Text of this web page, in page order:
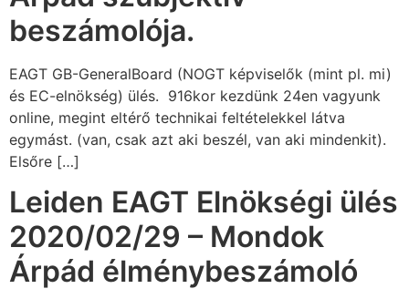
beszámolója.
EAGT GB-GeneralBoard (NOGT képviselők (mint pl. mi)
és EC-elnökség) ülés. 916kor kezdünk 24en vagyunk
online, megint eltérő technikai feltételekkel látva
egymást. (van, csak azt aki beszél, van aki mindenkit).
Elsőre […]
Leiden EAGT Elnökségi ülés
2020/02/29 – Mondok
Árpád élménybeszámoló